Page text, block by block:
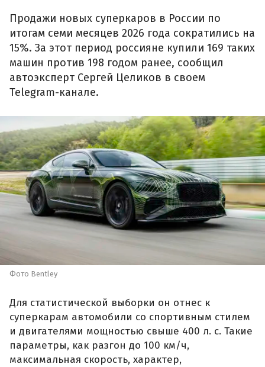
Продажи новых суперкаров в России по
итогам семи месяцев 2026 года сократились на
15%. За этот период россияне купили 169 таких
машин против 198 годом ранее, сообщил
автоэксперт Сергей Целиков в своем
Telegram-канале.
Фото Bentley
Для статистической выборки он отнес к
суперкарам автомобили со спортивным стилем
и двигателями мощностью свыше 400 л. с. Такие
параметры, как разгон до 100 км/ч,
максимальная скорость, характер,